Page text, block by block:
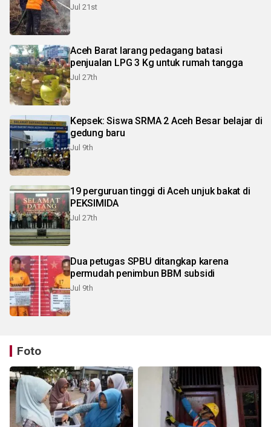
Jul 21st
Aceh Barat larang pedagang batasi
penjualan LPG 3 Kg untuk rumah tangga
Jul 27th
Kepsek: Siswa SRMA 2 Aceh Besar belajar di
gedung baru
Jul 9th
19 perguruan tinggi di Aceh unjuk bakat di
PEKSIMIDA
Jul 27th
Dua petugas SPBU ditangkap karena
permudah penimbun BBM subsidi
Jul 9th
Foto